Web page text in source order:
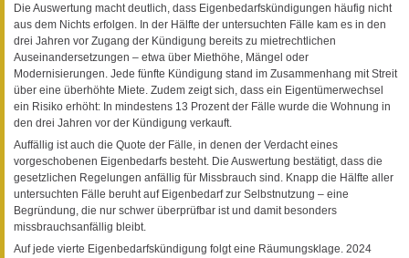
Die Auswertung macht deutlich, dass Eigenbedarfskündigungen häufig nicht
aus dem Nichts erfolgen. In der Hälfte der untersuchten Fälle kam es in den
drei Jahren vor Zugang der Kündigung bereits zu mietrechtlichen
Auseinandersetzungen – etwa über Miethöhe, Mängel oder
Modernisierungen. Jede fünfte Kündigung stand im Zusammenhang mit Streit
über eine überhöhte Miete. Zudem zeigt sich, dass ein Eigentümerwechsel
ein Risiko erhöht: In mindestens 13 Prozent der Fälle wurde die Wohnung in
den drei Jahren vor der Kündigung verkauft.
Auffällig ist auch die Quote der Fälle, in denen der Verdacht eines
vorgeschobenen Eigenbedarfs besteht. Die Auswertung bestätigt, dass die
gesetzlichen Regelungen anfällig für Missbrauch sind. Knapp die Hälfte aller
untersuchten Fälle beruht auf Eigenbedarf zur Selbstnutzung – eine
Begründung, die nur schwer überprüfbar ist und damit besonders
missbrauchsanfällig bleibt.
Auf jede vierte Eigenbedarfskündigung folgt eine Räumungsklage. 2024